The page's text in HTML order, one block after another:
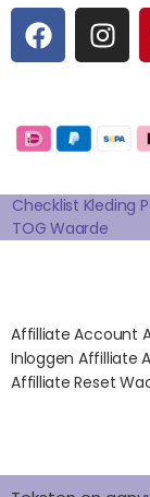
F
A
C
B
O
O
K
I
N
S
A
R
A
M
Checklist Kleding
TOG Waarde
Affilliate Account
Inloggen Affilliate
Affilliate Reset